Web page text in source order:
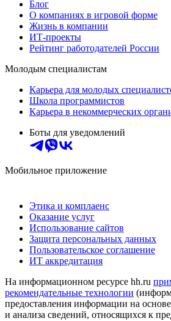
Блог
О компаниях в игровой форме
Жизнь в компании
ИТ-проекты
Рейтинг работодателей России
Молодым специалистам
Карьера для молодых
Школа программистов
Карьера в некоммерческих
Боты для уведомлений
Мобильное приложение
Этика и комплаенс
Оказание услуг
Использование сайтов
Защита персональных данных
Пользовательское соглашение
ИТ аккредитация
На информационном ресурсе hh.ru
рекомендательные технологии
предоставления информации на
и анализа сведений, относящихся к